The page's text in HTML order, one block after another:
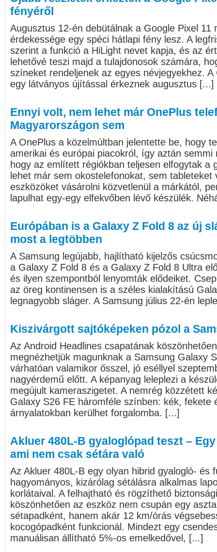
fényéről
Augusztus 12-én debütálnak a Google Pixel 11
érdekessége egy spéci hátlapi fény lesz. A
szerint a funkció a HiLight nevet kapja, és az
lehetővé teszi majd a tulajdonosok számára,
színeket rendeljenek az egyes névjegyekhez. A
egy látványos újítással érkeznek augusztus [...]
Ennyi volt, nem lehet már OnePlus
Magyarországon sem
A OnePlus a közelmúltban jelentette be, hogy
amerikai és európai piacokról, így aztán semmi
hogy az említett régiókban teljesen elfogytak a
lehet már sem okostelefonokat, sem tableteket
eszközöket vásárolni közvetlenül a márkától,
lapulhat egy-egy elfekvőben lévő készülék.
Európában is a Galaxy Z Fold 8 az új
most a legtöbben
A Samsung legújabb, hajlítható kijelzős
a Galaxy Z Fold 8 és a Galaxy Z Fold 8 Ultra
és ilyen szempontból lenyomták elődeiket.
az öreg kontinensen is a széles kialakítású
legnagyobb sláger. A Samsung július 22-én
Kiszivárgott sajtóképeken pózol a
Az Android Headlines csapatának
megnézhetjük magunknak a Samsung Galaxy
várhatóan valamikor ősszel, jó eséllyel
nagyérdemű előtt. A képanyag leleplezi a
megújult kameraszigetet. A nemrég közzétett
Galaxy S26 FE háromféle színben: kék, fekete
árnyalatokban kerülhet forgalomba. [...]
Akluer 480L-B gyaloglópad teszt –
ami nem csak sétára való
Az Akluer 480L-B egy olyan hibrid gyalogló- és
hagyományos, kizárólag sétálásra alkalmas
korlátaival. A felhajtható és rögzíthető
köszönhetően az eszköz nem csupán egy
sétapadként, hanem akár 12 km/órás
kocogópadként funkcionál. Mindezt egy
manuálisan állítható 5%-os emelkedővel, [...]